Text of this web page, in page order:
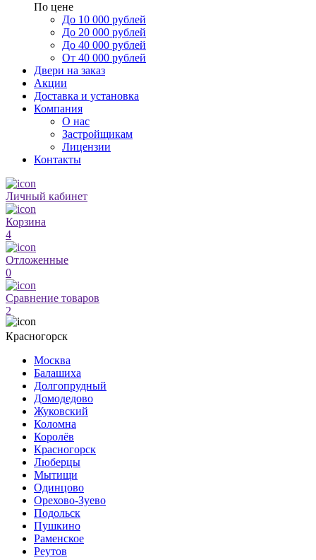
По цене
До 10 000 рублей
До 20 000 рублей
До 40 000 рублей
От 40 000 рублей
Двери на заказ
Акции
Доставка и установка
Компания
О нас
Застройщикам
Лицензии
Контакты
Личный кабинет
Корзина
4
Отложенные
0
Сравнение товаров
2
Красногорск
Москва
Балашиха
Долгопрудный
Домодедово
Жуковский
Коломна
Королёв
Красногорск
Люберцы
Мытищи
Одинцово
Орехово-Зуево
Подольск
Пушкино
Раменское
Реутов